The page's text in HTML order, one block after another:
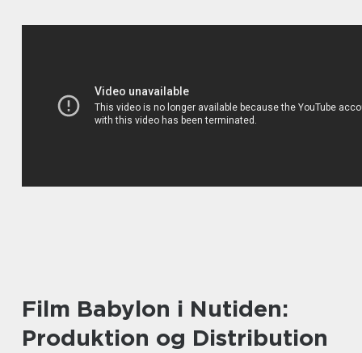
Film Babylon i Nutiden:
Produktion og Distribution